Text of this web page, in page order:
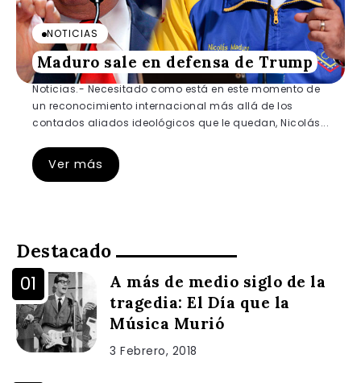
NOTICIAS
Maduro sale en defensa de Trump
Noticias.- Necesitado como está en este momento de
un reconocimiento internacional más allá de los
contados aliados ideológicos que le quedan, Nicolás...
Ver más
Destacado
A más de medio siglo de la
tragedia: El Día que la
Música Murió
3 Febrero, 2018